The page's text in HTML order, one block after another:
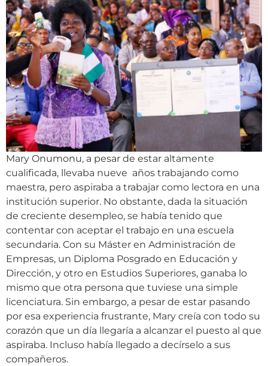
Mary Onumonu, a pesar de estar altamente
cualificada, llevaba nueve años trabajando como
maestra, pero aspiraba a trabajar como lectora en una
institución superior. No obstante, dada la situación
de creciente desempleo, se había tenido que
contentar con aceptar el trabajo en una escuela
secundaria. Con su Máster en Administración de
Empresas, un Diploma Posgrado en Educación y
Dirección, y otro en Estudios Superiores, ganaba lo
mismo que otra persona que tuviese una simple
licenciatura. Sin embargo, a pesar de estar pasando
por esa experiencia frustrante, Mary creía con todo su
corazón que un día llegaría a alcanzar el puesto al que
aspiraba. Incluso había llegado a decírselo a sus
compañeros.